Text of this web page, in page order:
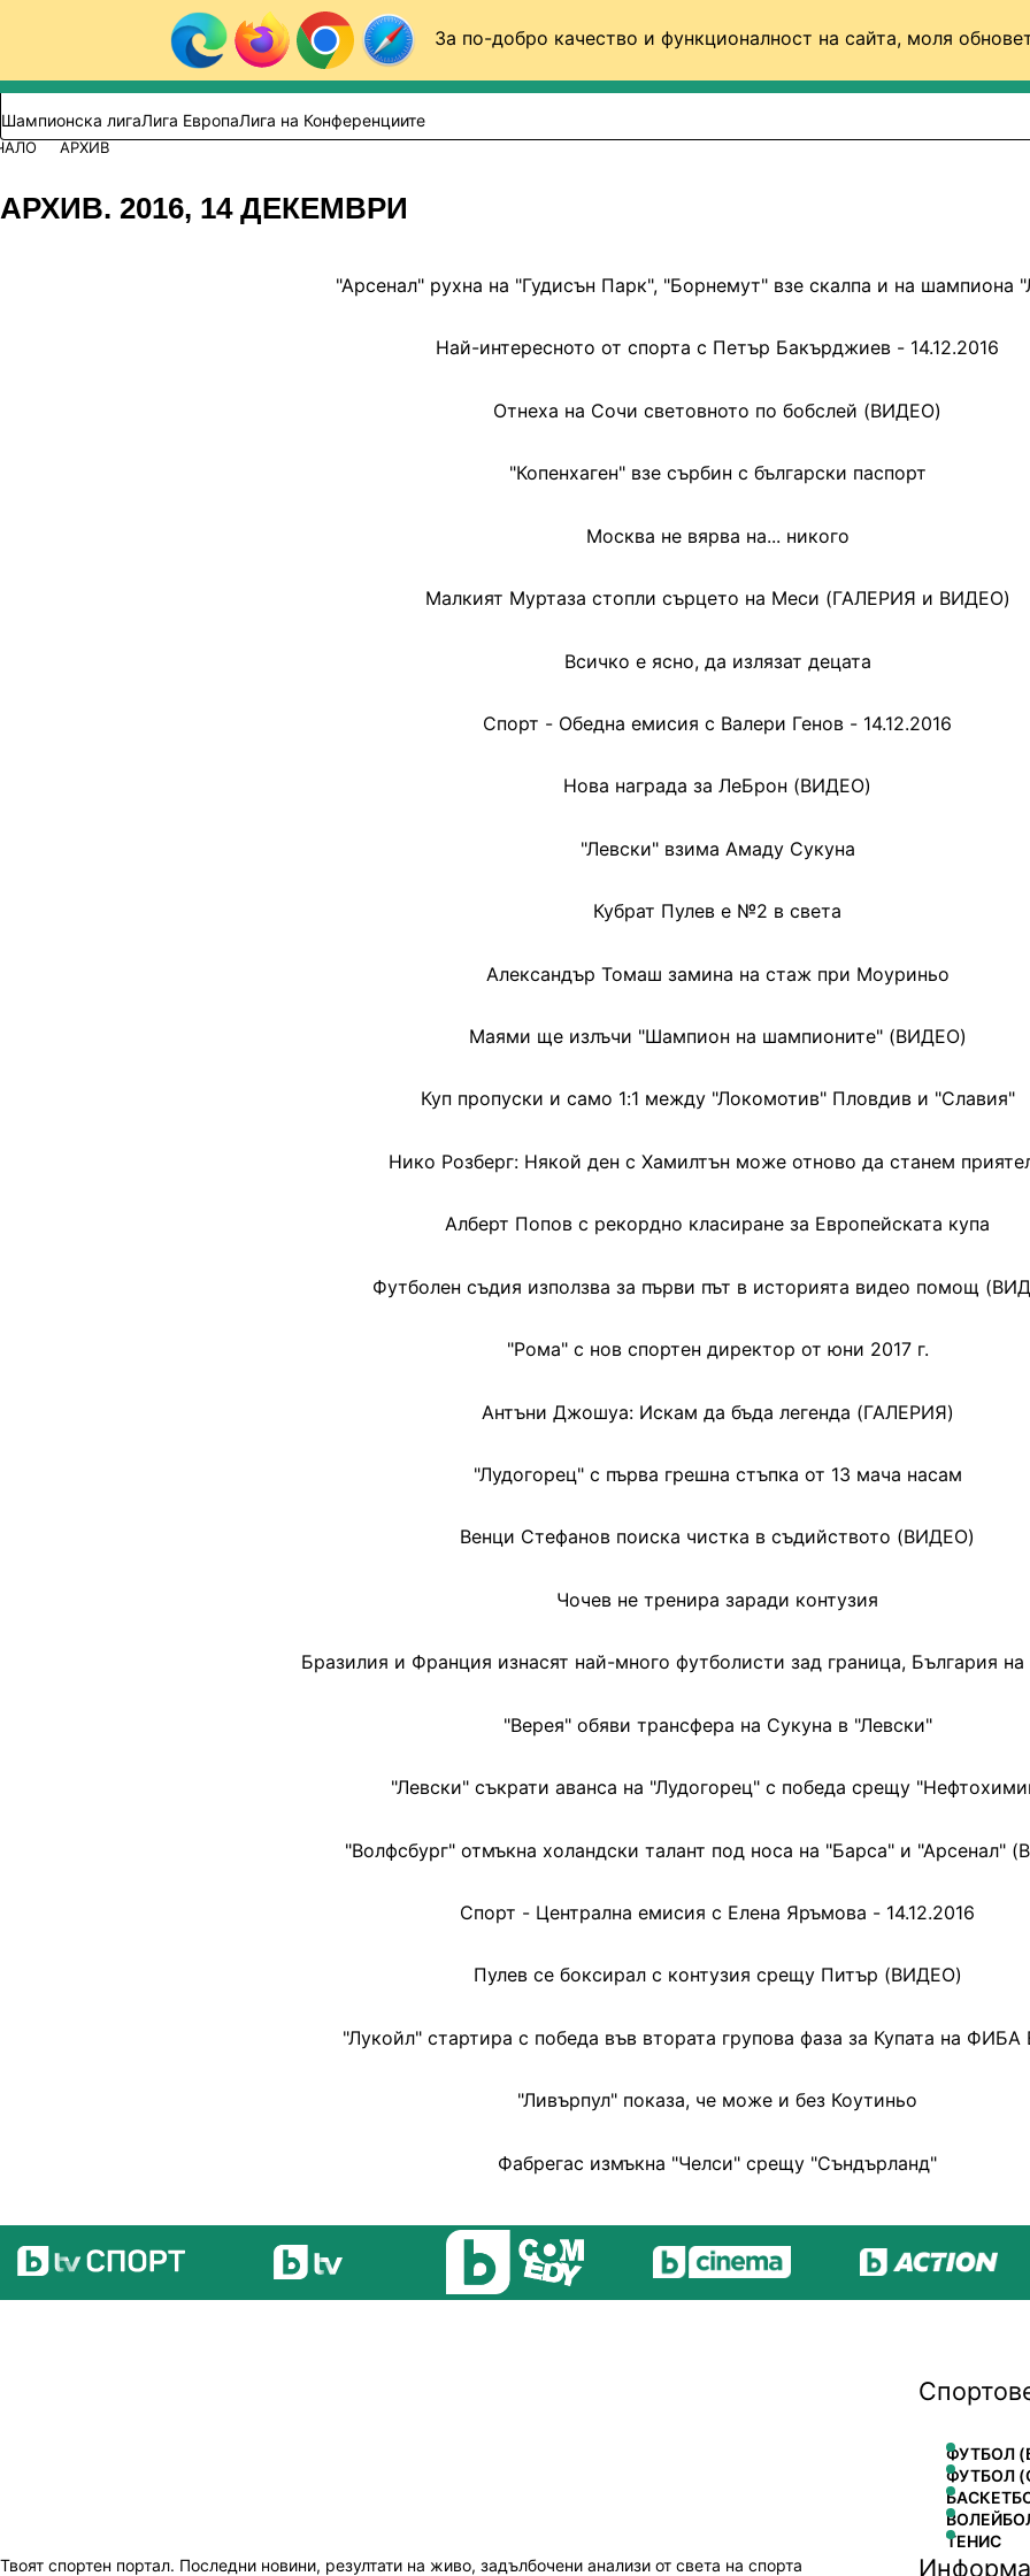
За по-добро качество и функционалност на сайта, моля
Към съдържанието
Търси в сайта
ВИДЕО ФУТБОЛ (БГ)
Шампионска лигаЛига ЕвропаЛига на Конференциите
АРХИВ
АРХИВ. 2016, 14 ДЕКЕМВРИ
"Арсенал" рухна на "Гудисън Парк", "Борнемут" взе скалпа и на шампиона
Най-интересното от спорта с Петър Бакърджиев - 14.12.2016
Отнеха на Сочи световното по бобслей (ВИДЕО)
"Копенхаген" взе сърбин с български паспорт
Москва не вярва на... никого
Малкият Муртаза стопли сърцето на Меси (ГАЛЕРИЯ и ВИДЕО)
Всичко е ясно, да излязат децата
Спорт - Обедна емисия с Валери Генов - 14.12.2016
Нова награда за ЛеБрон (ВИДЕО)
"Левски" взима Амаду Сукуна
Кубрат Пулев е №2 в света
Александър Томаш замина на стаж при Моуриньо
Маями ще излъчи "Шампион на шампионите" (ВИДЕО)
Куп пропуски и само 1:1 между "Локомотив" Пловдив и "Славия"
Нико Розберг: Някой ден с Хамилтън може отново да станем
Алберт Попов с рекордно класиране за Европейската купа
Футболен съдия използва за първи път в историята видео помощ
"Рома" с нов спортен директор от юни 2017 г.
Антъни Джошуа: Искам да бъда легенда (ГАЛЕРИЯ)
"Лудогорец" с първа грешна стъпка от 13 мача насам
Венци Стефанов поиска чистка в съдийството (ВИДЕО)
Чочев не тренира заради контузия
Бразилия и Франция изнасят най-много футболисти зад граница, България
"Верея" обяви трансфера на Сукуна в "Левски"
"Левски" съкрати аванса на "Лудогорец" с победа срещу
"Волфсбург" отмъкна холандски талант под носа на "Барса" и "Арсенал"
Спорт - Централна емисия с Елена Яръмова - 14.12.2016
Пулев се боксирал с контузия срещу Питър (ВИДЕО)
"Лукойл" стартира с победа във втората групова фаза за Купата на ФИБА
"Ливърпул" показа, че може и без Коутиньо
Фабрегас измъкна "Челси" срещу "Съндърланд"
Твоят спортен портал. Последни новини, резултати на живо, задълбочени анализи от света на спорта
ФУТБОЛ
ФУТБОЛ
ТЕНИС